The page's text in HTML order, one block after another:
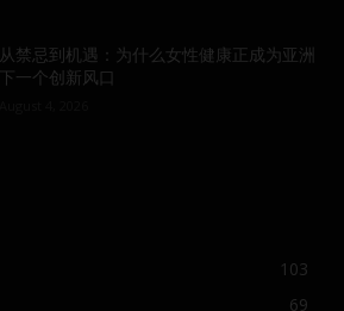
从禁忌到机遇：为什么女性健康正成为亚洲
下一个创新风口
103
69